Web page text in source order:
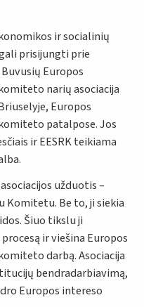
ir socialinių
prisijungti prie
Europos
narių asociacija
Europos
patalpose. Jos
ir EESRK teikiama
užduotis –
Komitetu. Be to, ji siekia
Šiuo tikslu ji
ir viešina Europos
darbą. Asociacija
bendradarbiavimą,
Europos intereso